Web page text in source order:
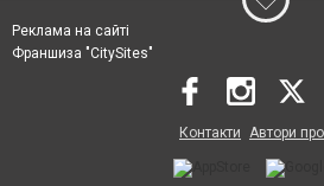
Реклама на сайті
Франшиза "CitySites"
Контакти Автори